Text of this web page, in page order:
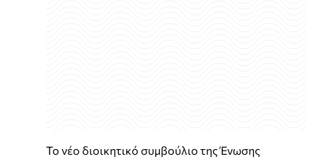
Το νέο διοικητικό συμβούλιο της Ένωσης